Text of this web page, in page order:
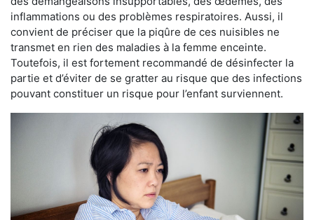
inflammations ou des problèmes respiratoires. Aussi, il
convient de préciser que la piqûre de ces nuisibles ne
transmet en rien des maladies à la femme enceinte.
Toutefois, il est fortement recommandé de désinfecter la
partie et d’éviter de se gratter au risque que des infections
pouvant constituer un risque pour l’enfant surviennent.